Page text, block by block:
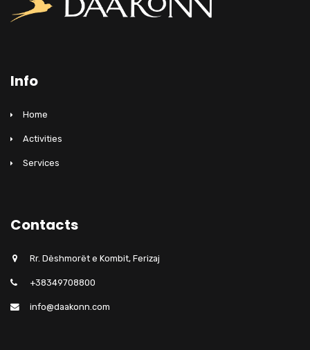
Info
Home
Activities
Services
Contacts
Rr. Dëshmorët e Kombit, Ferizaj
+38349708800
info@daakonn.com